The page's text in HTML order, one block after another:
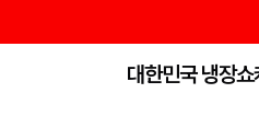
대한민국 냉장